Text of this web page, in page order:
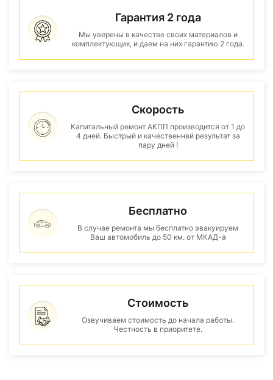
Гарантия 2 года
Мы уверены в качестве своих материалов и
комплектующих, и даем на них гарантию 2 года.
Скорость
Капитальный ремонт АКПП производится от 1 до
4 дней. Быстрый и качественнвй результат за
пару дней !
Бесплатно
В случае ремонта мы бесплатно эвакуируем
Ваш автомобиль до 50 км. от МКАД-а
Стоимость
Озвучиваем стоимость до начала работы.
Честность в приоритете.